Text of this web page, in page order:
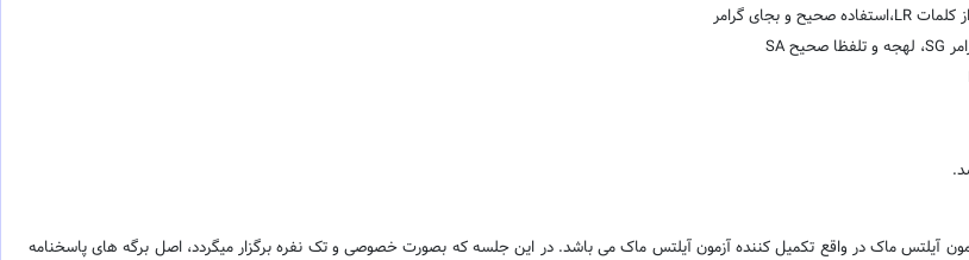
آیلتس ماک در واقع تکمیل کننده آزمون آیلتس ماک می باشد. در این جلسه که بصورت خصوصی و تک نفره برگزار میگردد، اصل برگه های پاسخنامه